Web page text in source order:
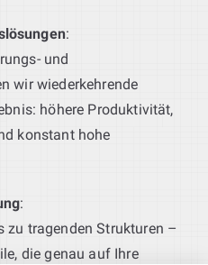
:
und
wir wiederkehrende
höhere Produktivität,
konstant hohe
:
zu tragenden Strukturen –
die genau auf Ihre